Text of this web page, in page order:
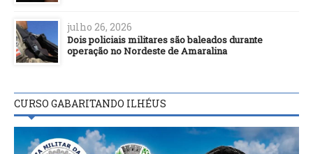
julho 26, 2026
Dois policiais militares são baleados durante
operação no Nordeste de Amaralina
CURSO GABARITANDO ILHÉUS